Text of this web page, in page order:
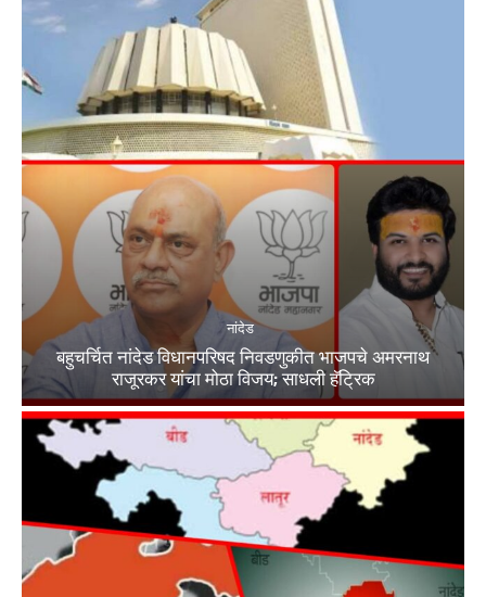
नांदेड
बहुचर्चित नांदेड विधानपरिषद निवडणुकीत भाजपचे अमरनाथ
राजूरकर यांचा मोठा विजय; साधली हॅट्रिक